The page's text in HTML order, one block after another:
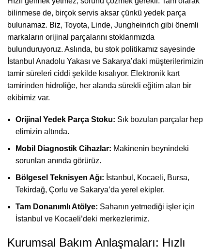
bilinmese de, birçok servis aksar çünkü yedek parça
bulunamaz. Biz, Toyota, Linde, Jungheinrich gibi önemli
markaların orijinal parçalarını stoklarımızda
bulunduruyoruz. Aslında, bu stok politikamız sayesinde
İstanbul Anadolu Yakası ve Sakarya’daki müşterilerimizin
tamir süreleri ciddi şekilde kısalıyor. Elektronik kart
tamirinden hidroliğe, her alanda sürekli eğitim alan bir
ekibimiz var.
Orijinal Yedek Parça Stoku: Sık bozulan parçalar hep
elimizin altında.
Mobil Diagnostik Cihazlar: Makinenin beynindeki
sorunları anında görürüz.
Bölgesel Teknisyen Ağı: İstanbul, Kocaeli, Bursa,
Tekirdağ, Çorlu ve Sakarya’da yerel ekipler.
Tam Donanımlı Atölye: Sahanın yetmediği işler için
İstanbul ve Kocaeli’deki merkezlerimiz.
Kurumsal Bakım Anlaşmaları: Hızlı